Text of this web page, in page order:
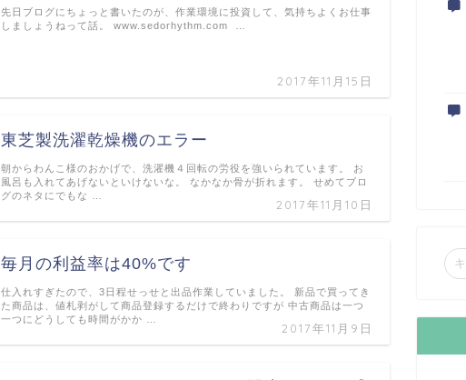
2017年11月15日
先日ブログにちょっと書いたのが、作業環境に投資して、気持ちよくお仕事
しましょうねって話。 www.sedorhythm.com …
東芝製洗濯乾燥機のエラー
2017年11月10日
朝からわんこ様のおかげで、洗濯機４回転の労役を強いられています。 お
風呂も入れてあげないといけないな。 なかなか骨が折れます。 せめてブロ
グのネタにでもな …
毎月の利益率は40%です
2017年11月9日
仕入れすぎたので、3日程せっせと出品作業していました。 新品で買ってき
た商品は、値札剥がして商品登録するだけで終わりですが 中古商品は一つ
一つにどうしても時間がかか …